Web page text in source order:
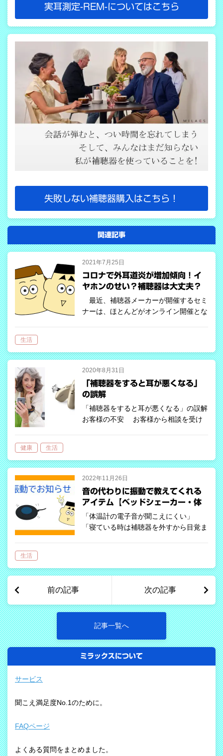
実耳測定-REM-についてはこちら
失敗しない補聴器購入はこちら！
関連記事
2021年7月25日
コロナで外耳道炎が増加傾向！イ
ヤホンのせい？補聴器は大丈夫？
最近、補聴器メーカーが開催するセミ
ナーは、ほとんどがオンライン開催とな
聴者のケアについて学ぶことが出来まし
た。…
生活
2020年8月31日
「補聴器をすると耳が悪くなる」
の誤解
「補聴器をすると耳が悪くなる」の誤解
お客様の不安 お客様から相談を受け
るのではないか」といった不安を耳にし
ま…
健康 生活
2022年11月26日
音の代わりに振動で教えてくれる
アイテム【ベッドシェーカー・体
温計など】
「体温計の電子音が聞こえにくい」
「寝ている時は補聴器を外すから目覚ま
日常生活において「お知らせ音」はとて
生活
前の記事 次の記事
記事一覧へ
ミラックスについて
サービス
聞こえ満足度No.1のために。
FAQページ
よくある質問をまとめました。